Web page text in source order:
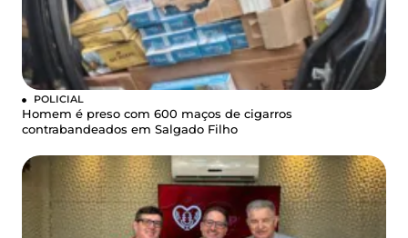
POLICIAL
Homem é preso com 600 maços de cigarros
contrabandeados em Salgado Filho